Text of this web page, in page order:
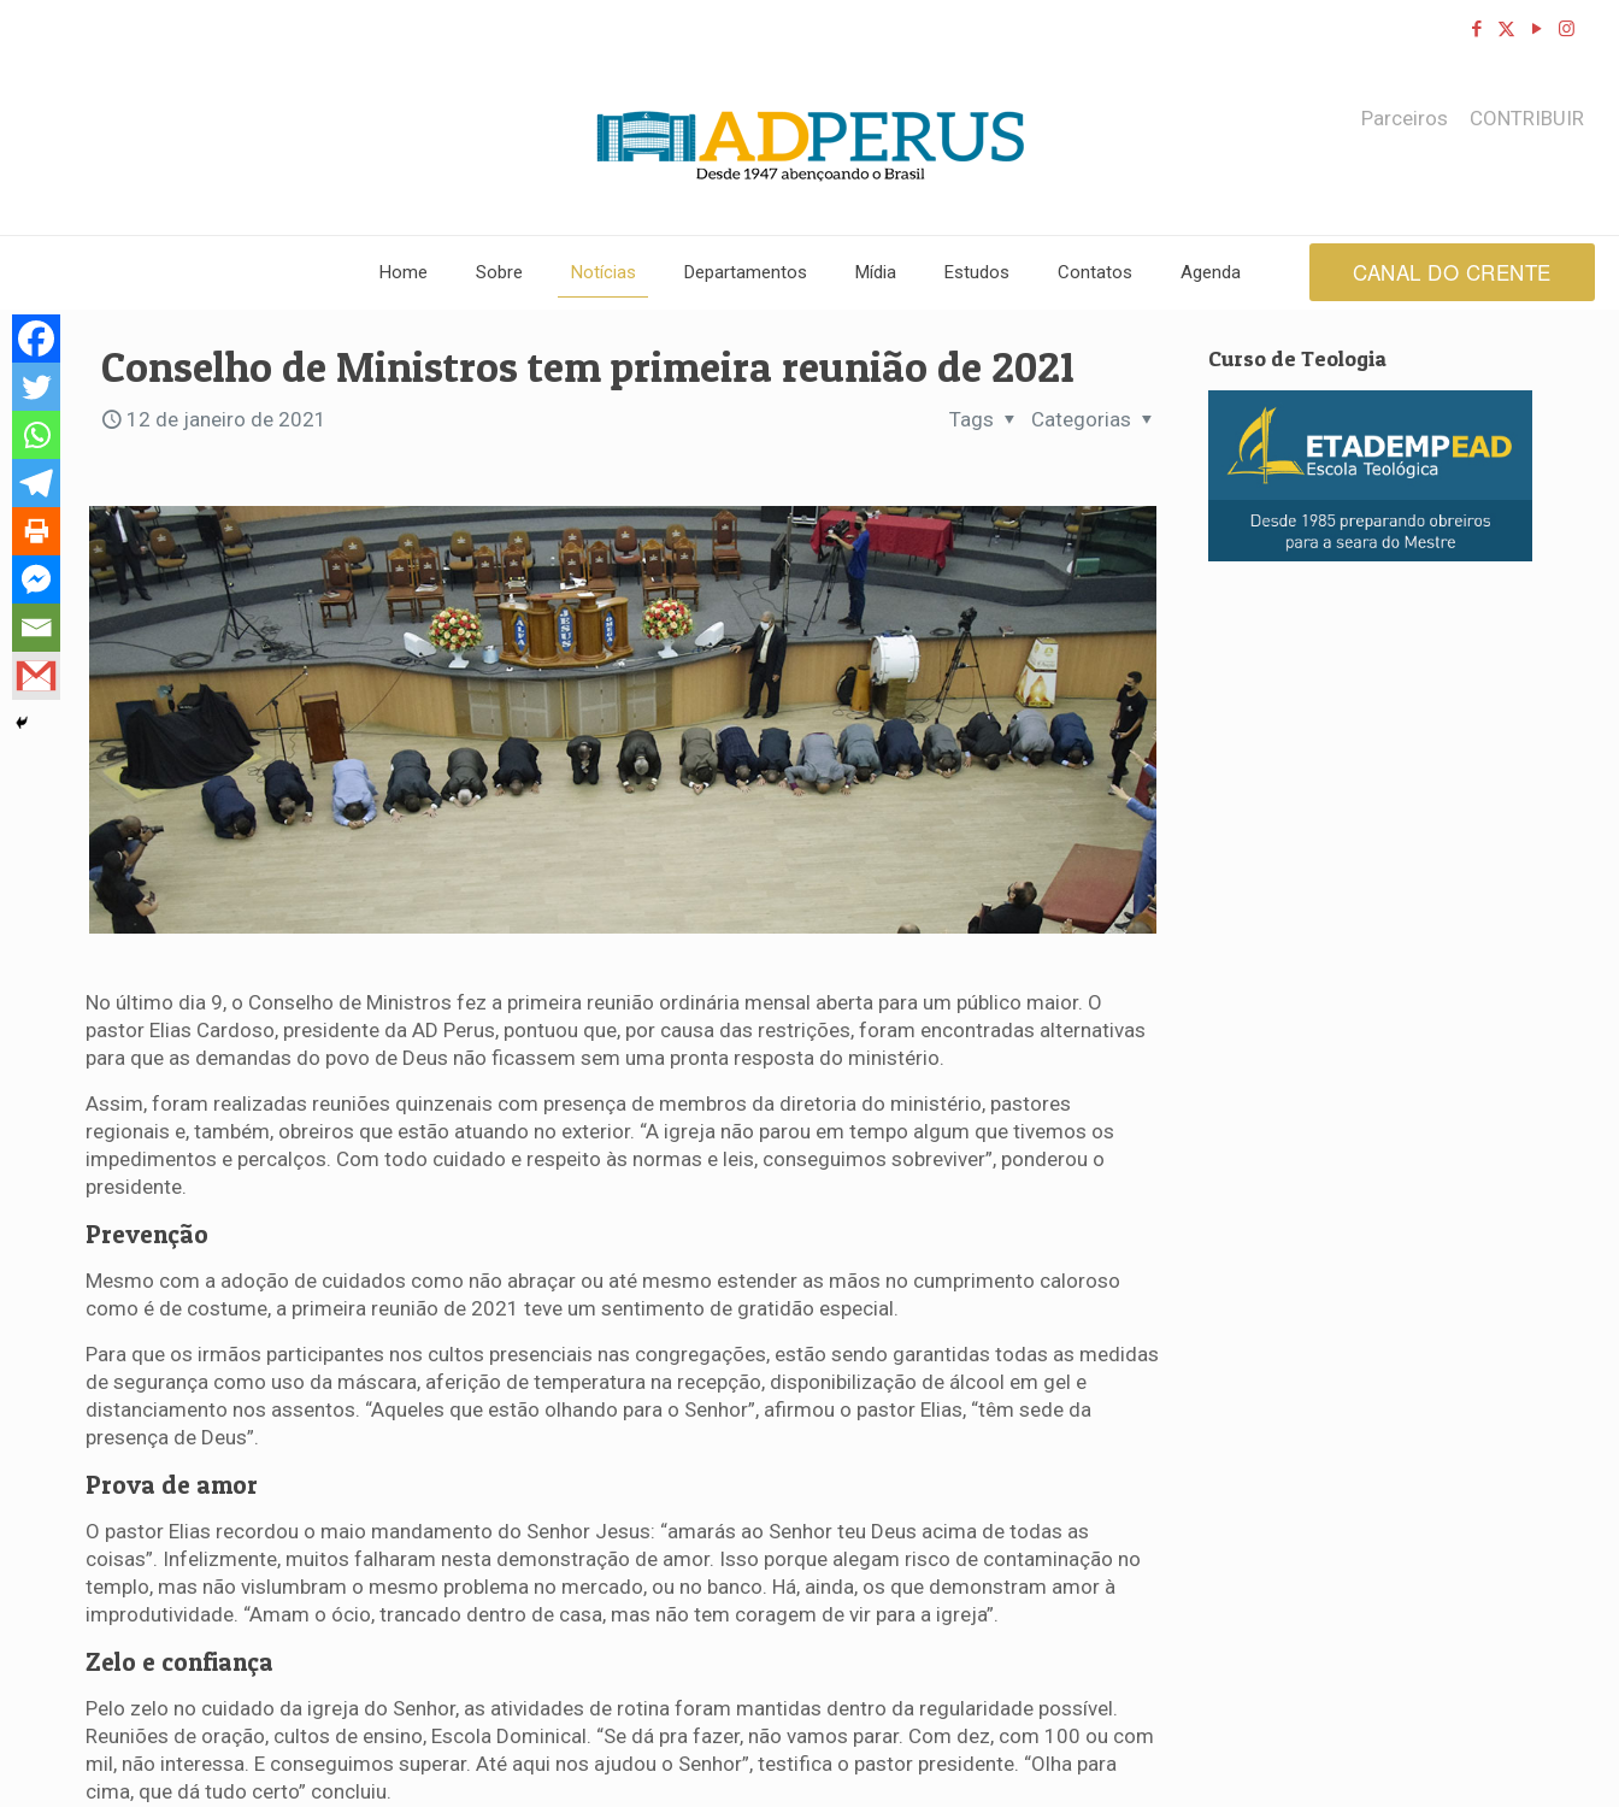
Home Sobre Notícias Departamentos Mídia Estudos Contatos Agenda
Parceiros CONTRIBUIR
CANAL DO CRENTE
Conselho de Ministros tem primeira reunião de 2021
12 de janeiro de 2021 Categorias
Tags
No último dia 9, o Conselho de Ministros fez a primeira reunião ordinária mensal aberta para um público maior. O
pastor Elias Cardoso, presidente da AD Perus, pontuou que, por causa das restrições, foram encontradas alternativas
para que as demandas do povo de Deus não ficassem sem uma pronta resposta do ministério.
Assim, foram realizadas reuniões quinzenais com presença de membros da diretoria do ministério, pastores
regionais e, também, obreiros que estão atuando no exterior. “A igreja não parou em tempo algum que tivemos os
impedimentos e percalços. Com todo cuidado e respeito às normas e leis, conseguimos sobreviver”, ponderou o
presidente.
Prevenção
Mesmo com a adoção de cuidados como não abraçar ou até mesmo estender as mãos no cumprimento caloroso
como é de costume, a primeira reunião de 2021 teve um sentimento de gratidão especial.
Para que os irmãos participantes nos cultos presenciais nas congregações, estão sendo garantidas todas as medidas
de segurança como uso da máscara, aferição de temperatura na recepção, disponibilização de álcool em gel e
distanciamento nos assentos. “Aqueles que estão olhando para o Senhor”, afirmou o pastor Elias, “têm sede da
presença de Deus”.
Prova de amor
O pastor Elias recordou o maio mandamento do Senhor Jesus: “amarás ao Senhor teu Deus acima de todas as
coisas”. Infelizmente, muitos falharam nesta demonstração de amor. Isso porque alegam risco de contaminação no
templo, mas não vislumbram o mesmo problema no mercado, ou no banco. Há, ainda, os que demonstram amor à
improdutividade. “Amam o ócio, trancado dentro de casa, mas não tem coragem de vir para a igreja”.
Zelo e confiança
Pelo zelo no cuidado da igreja do Senhor, as atividades de rotina foram mantidas dentro da regularidade possível.
Reuniões de oração, cultos de ensino, Escola Dominical. “Se dá pra fazer, não vamos parar. Com dez, com 100 ou com
mil, não interessa. E conseguimos superar. Até aqui nos ajudou o Senhor”, testifica o pastor presidente. “Olha para
cima, que dá tudo certo” concluiu.
Curso de Teologia